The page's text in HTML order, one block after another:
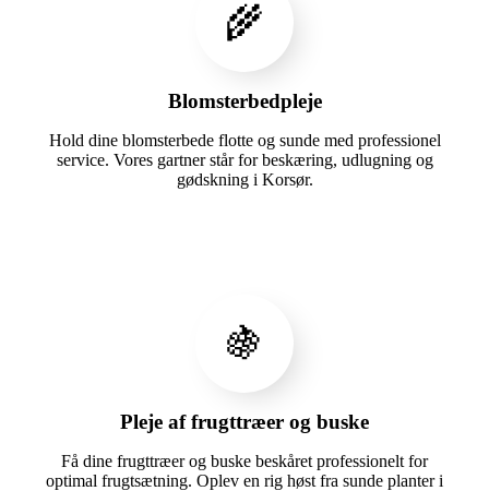
🌾
Blomsterbedpleje
Hold dine blomsterbede flotte og sunde med professionel
service. Vores gartner står for beskæring, udlugning og
gødskning i Korsør.
🍇
Pleje af frugttræer og buske
Få dine frugttræer og buske beskåret professionelt for
optimal frugtsætning. Oplev en rig høst fra sunde planter i